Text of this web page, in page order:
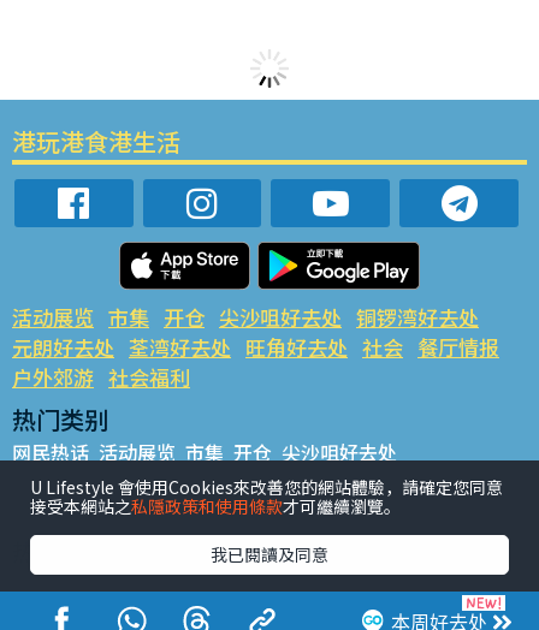
本周好去处
港玩港食港生活
活动展览 市集 开仓 尖沙咀好去处 铜锣湾好去处
元朗好去处 荃湾好去处 旺角好去处 社会 餐厅情报
户外郊游 社会福利
热门类别
网民热话 活动展览 市集 开仓 尖沙咀好去处
铜锣湾好去处 元朗好去处 荃湾好去处 旺角好去处 社会
餐厅情报 户外郊游
热门标签
#UGO揾好去处 #人气活动推介 #美食社群热话
#亲子玩乐好去处
#ULifestyle应用程式
#限时抢
U Lifestyle 會使用Cookies來改善您的網站體驗，請確定您同意
接受本網站之私隱政策和使用條款才可繼續瀏覽。
我已閱讀及同意